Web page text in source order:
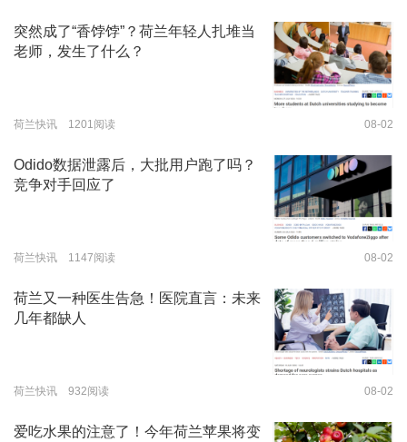
突然成了“香饽饽”？荷兰年轻人扎堆当
老师，发生了什么？
荷兰快讯 1201阅读 08-02
Odido数据泄露后，大批用户跑了吗？
竞争对手回应了
荷兰快讯 1147阅读 08-02
荷兰又一种医生告急！医院直言：未来
几年都缺人
荷兰快讯 932阅读 08-02
爱吃水果的注意了！今年荷兰苹果将变